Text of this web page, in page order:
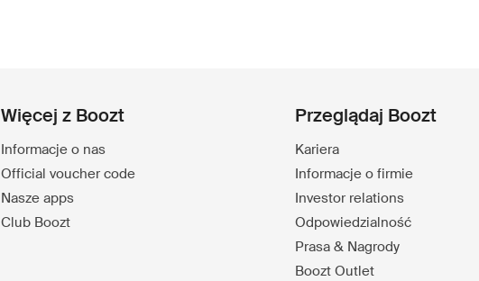
Więcej z Boozt
Informacje o nas
Official voucher code
Nasze apps
Club Boozt
Przeglądaj Boozt
Kariera
Informacje o firmie
Investor relations
Odpowiedzialność
Prasa & Nagrody
Boozt Outlet